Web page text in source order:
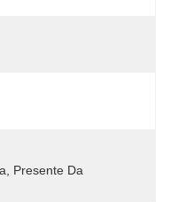
Presente Da